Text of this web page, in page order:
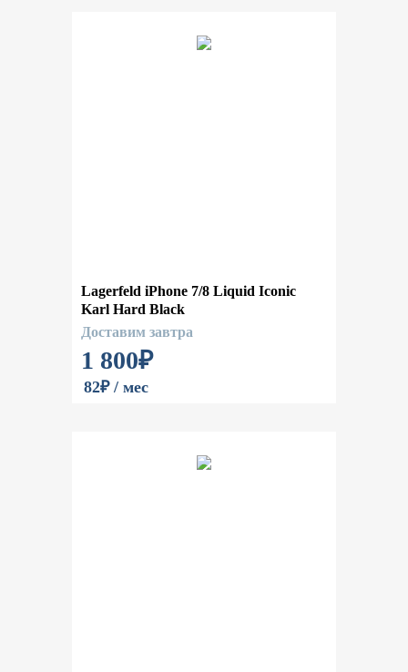
Lagerfeld iPhone 7/8 Liquid Iconic
Karl Hard Black
Доставим завтра
1 800₽
82₽ / мес